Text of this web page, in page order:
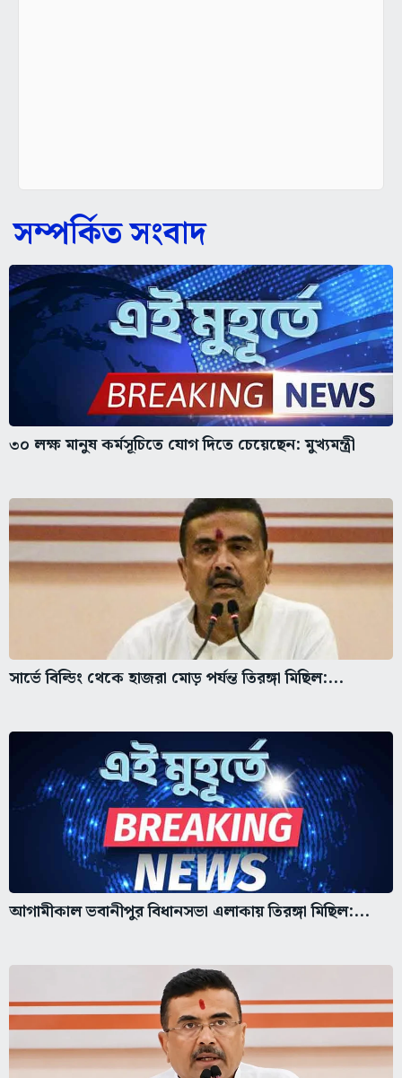
সম্পর্কিত সংবাদ
৩০ লক্ষ মানুষ কর্মসূচিতে যোগ দিতে চেয়েছেন: মুখ্যমন্ত্রী
সার্ভে বিল্ডিং থেকে হাজরা মোড় পর্যন্ত তিরঙ্গা মিছিল:...
আগামীকাল ভবানীপুর বিধানসভা এলাকায় তিরঙ্গা মিছিল:...